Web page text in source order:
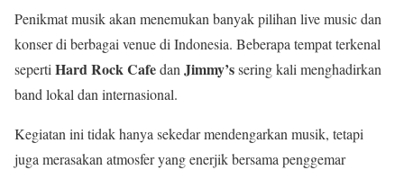
Penikmat musik akan menemukan banyak pilihan live music dan
konser di berbagai venue di Indonesia. Beberapa tempat terkenal
sepertiHard Rock CafedanJimmy’ssering kali menghadirkan
band lokal dan internasional.
Kegiatan ini tidak hanya sekedar mendengarkan musik, tetapi
juga merasakan atmosfer yang enerjik bersama penggemar